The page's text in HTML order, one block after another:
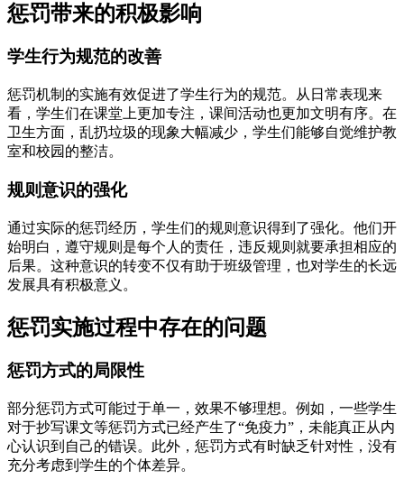
惩罚带来的积极影响
学生行为规范的改善
惩罚机制的实施有效促进了学生行为的规范。从日常表现来
看，学生们在课堂上更加专注，课间活动也更加文明有序。在
卫生方面，乱扔垃圾的现象大幅减少，学生们能够自觉维护教
室和校园的整洁。
规则意识的强化
通过实际的惩罚经历，学生们的规则意识得到了强化。他们开
始明白，遵守规则是每个人的责任，违反规则就要承担相应的
后果。这种意识的转变不仅有助于班级管理，也对学生的长远
发展具有积极意义。
惩罚实施过程中存在的问题
惩罚方式的局限性
部分惩罚方式可能过于单一，效果不够理想。例如，一些学生
对于抄写课文等惩罚方式已经产生了“免疫力”，未能真正从内
心认识到自己的错误。此外，惩罚方式有时缺乏针对性，没有
充分考虑到学生的个体差异。